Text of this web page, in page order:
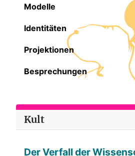
Modelle
Identitäten
Projektionen
Besprechungen
Kult
Der Verfall der